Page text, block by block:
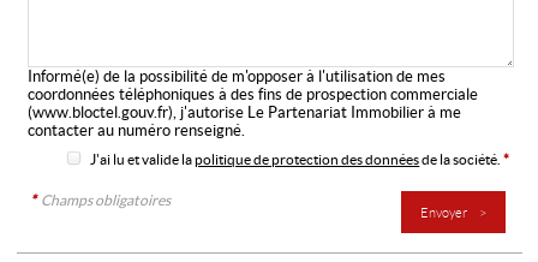
Informé(e) de la possibilité de m'opposer à l'utilisation de mes
coordonnées téléphoniques à des fins de prospection commerciale
(www.bloctel.gouv.fr), j'autorise Le Partenariat Immobilier à me
contacter au numéro renseigné.
J'ai lu et valide lapolitique de protection des donnéesde la société. *
* Champs obligatoires